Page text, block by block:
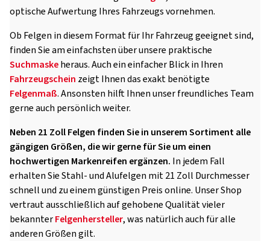
optische Aufwertung Ihres Fahrzeugs vornehmen.
Ob Felgen in diesem Format für Ihr Fahrzeug geeignet sind,
finden Sie am einfachsten über unsere praktische
Suchmaskeheraus. Auch ein einfacher Blick in Ihren
Fahrzeugschein zeigt Ihnen das exakt benötigte
Felgenmaß. Ansonsten hilft Ihnen unser freundliches Team
gerne auch persönlich weiter.
Neben 21 Zoll Felgen finden Sie in unserem Sortiment alle
gängigen Größen, die wir gerne für Sie um einen
hochwertigen Markenreifen ergänzen. In jedem Fall
erhalten Sie Stahl- und Alufelgen mit 21 Zoll Durchmesser
schnell und zu einem günstigen Preis online. Unser Shop
vertraut ausschließlich auf gehobene Qualität vieler
bekannterFelgenhersteller, was natürlich auch für alle
anderen Größen gilt.